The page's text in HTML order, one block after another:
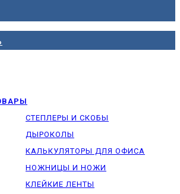
СТЕПЛЕРЫ И СКОБЫ
ДЫРОКОЛЫ
КАЛЬКУЛЯТОРЫ ДЛЯ ОФИСА
НОЖНИЦЫ И НОЖИ
КЛЕЙКИЕ ЛЕНТЫ